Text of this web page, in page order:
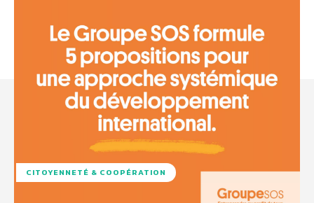
CITOYENNETÉ & COOPÉRATION